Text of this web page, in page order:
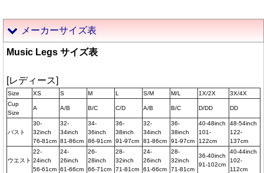
メーカーサイズ表
Music Legs サイズ表
[レディース]
Size XS S M L S/M M/L 1X/2X
3X/4X
Cup
Size
A A/B B/C C/D A/B B/C D/DD DD
バスト
30-
32inch
76-81cm
32-
34inch
81-86cm
34-
36inch
86-91cm
36-
38inch
91-97cm
32-
34inch
81-86cm
36-
38inch
91-97cm
40-48inch
101-
122cm
48-54inch
122-
137cm
ウエスト
22-
24inch
56-61cm
24-
26inch
61-66cm
26-
28inch
66-71cm
28-
32inch
71-81cm
24-
26inch
61-66cm
28-
32inch
71-81cm
36-40inch
91-102cm
40-44inch
102-
112cm